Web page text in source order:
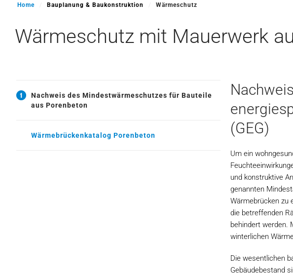
Home Bauplanung & Baukonstruktion Wärmeschutz
Wärmeschutz mit Mauerwerk
Nachweis des Mindestwärmeschutzes für Bauteile
aus Porenbeton
Wärmebrückenkatalog Porenbeton
(GEG)
Um ein
und konstruktive
genannten
Wärmebrücken zu
die betreffenden
behindert werden.
winterlichen
Die wesentlichen
Gebäudebestand